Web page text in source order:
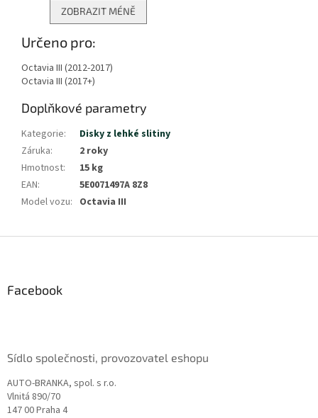
ZOBRAZIT MÉNĚ
Určeno pro:
Octavia III (2012-2017)
Octavia III (2017+)
Doplňkové parametry
Kategorie:
Disky z lehké slitiny
Záruka:
2 roky
Hmotnost:
15 kg
EAN:
5E0071497A 8Z8
Model vozu: Octavia III
Facebook
Sídlo společnosti, provozovatel eshopu
AUTO-BRANKA, spol. s r.o.
Vlnitá 890/70
147 00 Praha 4